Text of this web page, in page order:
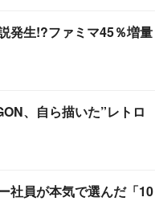
発生!?ファミマ45％増量
、自ら描いた”レトロ
社員が本気で選んだ「10